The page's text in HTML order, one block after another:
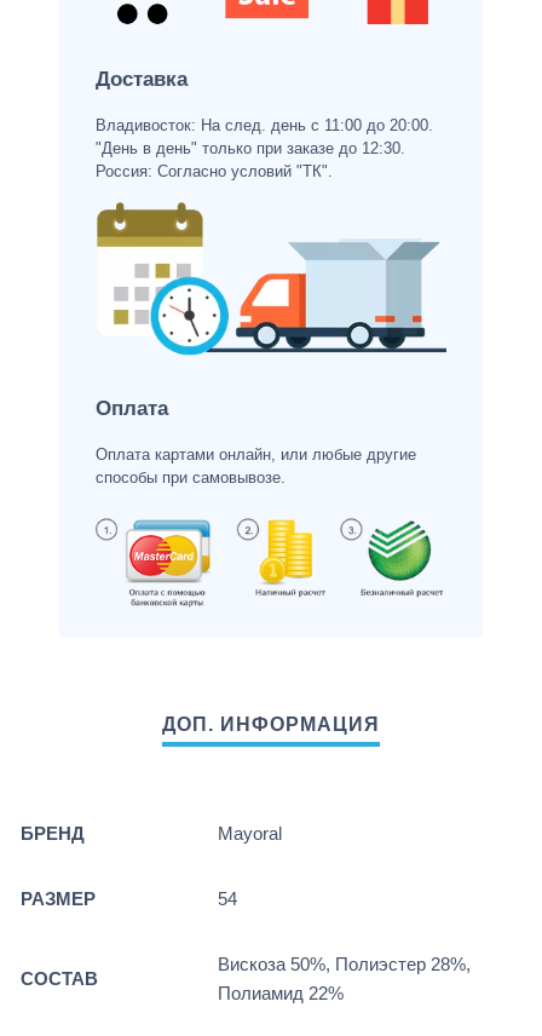
Доставка
Владивосток: На след. день с 11:00 до 20:00.
"День в день" только при заказе до 12:30.
Россия: Согласно условий "ТК".
Оплата
Оплата картами онлайн, или любые другие
способы при самовывозе.
БРЕНД Mayoral
РАЗМЕР 54
СОСТАВ
Вискоза 50%, Полиэстер 28%,
Полиамид 22%